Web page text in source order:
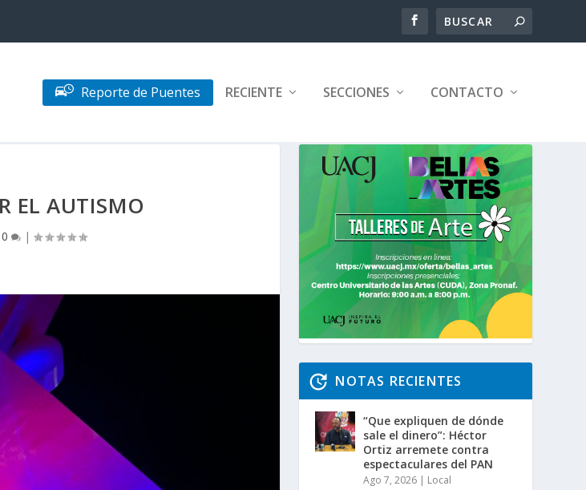
Reporte de Puentes RECIENTE SECCIONES CONTACTO
EL AUTISMO
0 |
NOTAS RECIENTES
“Que expliquen de dónde
sale el dinero”: Héctor
Ortiz arremete contra
espectaculares del PAN
Ago 7, 2026 | Local